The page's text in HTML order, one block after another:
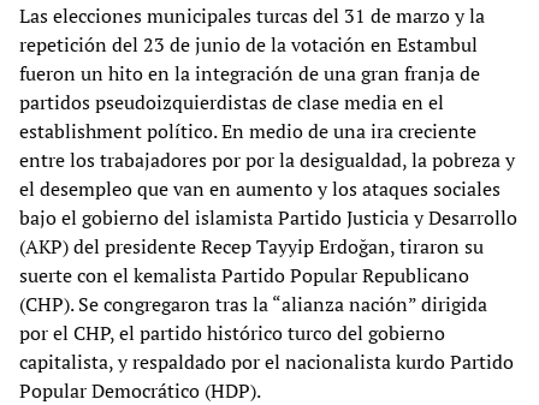
Las elecciones municipales turcas del 31 de marzo y la
repetición del 23 de junio de la votación en Estambul
fueron un hito en la integración de una gran franja de
partidos pseudoizquierdistas de clase media en el
establishment político. En medio de una ira creciente
entre los trabajadores por por la desigualdad, la pobreza y
el desempleo que van en aumento y los ataques sociales
bajo el gobierno del islamista Partido Justicia y Desarrollo
(AKP) del presidente Recep Tayyip Erdoğan, tiraron su
suerte con el kemalista Partido Popular Republicano
(CHP). Se congregaron tras la “alianza nación” dirigida
por el CHP, el partido histórico turco del gobierno
capitalista, y respaldado por el nacionalista kurdo Partido
Popular Democrático (HDP).